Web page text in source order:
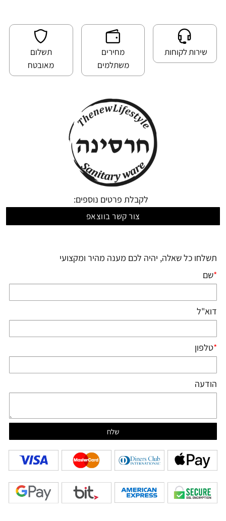
שירות לקוחות
מחירים
משתלמים
תשלום
מאובטח
לקבלת פרטים נוספים:
צור קשר בווצאפ
תשלחו כל שאלה, יהיה לכם מענה מהיר ומקצועי
*שם
דוא"ל
*טלפון
הודעה